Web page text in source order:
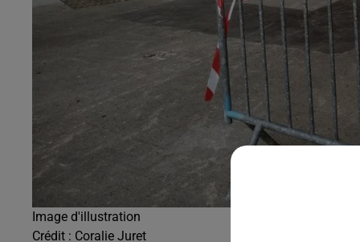
Image d'illustration
Crédit : Coralie Juret